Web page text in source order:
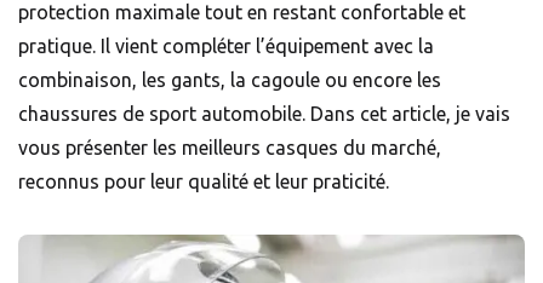
protection maximale tout en restant confortable et
pratique. Il vient compléter l’équipement avec la
combinaison, les gants, la cagoule ou encore les
chaussures de sport automobile. Dans cet article, je vais
vous présenter les meilleurs casques du marché,
reconnus pour leur qualité et leur praticité.